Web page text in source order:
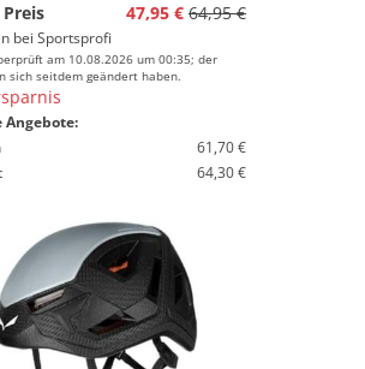
47,95 € 64,95 €
bei Sportsprofi
am 10.08.2026 um 00:35; der
sich seitdem geändert haben.
Angebote:
61,70 €
64,30 €